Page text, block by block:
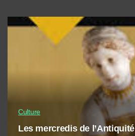
Culture
Les mercredis de l’Antiquité